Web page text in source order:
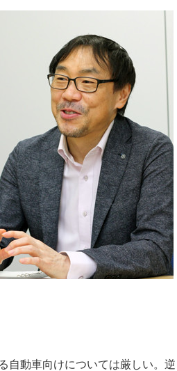
自動車向けについては厳しい。逆